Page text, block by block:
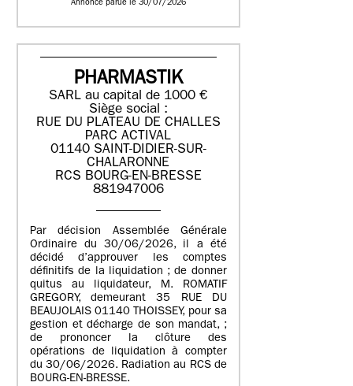
Annonce parue le 30/07/2026
PHARMASTIK
SARL au capital de 1000 €
Siège social :
RUE DU PLATEAU DE CHALLES
PARC ACTIVAL
01140 SAINT-DIDIER-SUR-
CHALARONNE
RCS BOURG-EN-BRESSE
881947006
Par décision Assemblée Générale
Ordinaire du 30/06/2026, il a été
décidé d’approuver les comptes
définitifs de la liquidation ; de donner
quitus au liquidateur, M. ROMATIF
GREGORY, demeurant 35 RUE DU
BEAUJOLAIS 01140 THOISSEY, pour sa
gestion et décharge de son mandat, ;
de prononcer la clôture des
opérations de liquidation à compter
du 30/06/2026. Radiation au RCS de
BOURG-EN-BRESSE.